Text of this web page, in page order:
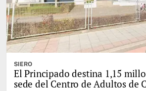
SIERO
El Principado destina 1,15
sede del Centro de Adultos de